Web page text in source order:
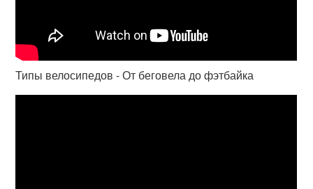
Типы велосипедов - От беговела до фэтбайка